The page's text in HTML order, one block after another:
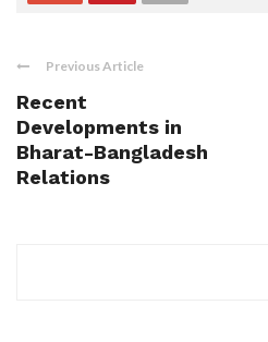
Previous Article
Recent
Developments in
Bharat-Bangladesh
Relations